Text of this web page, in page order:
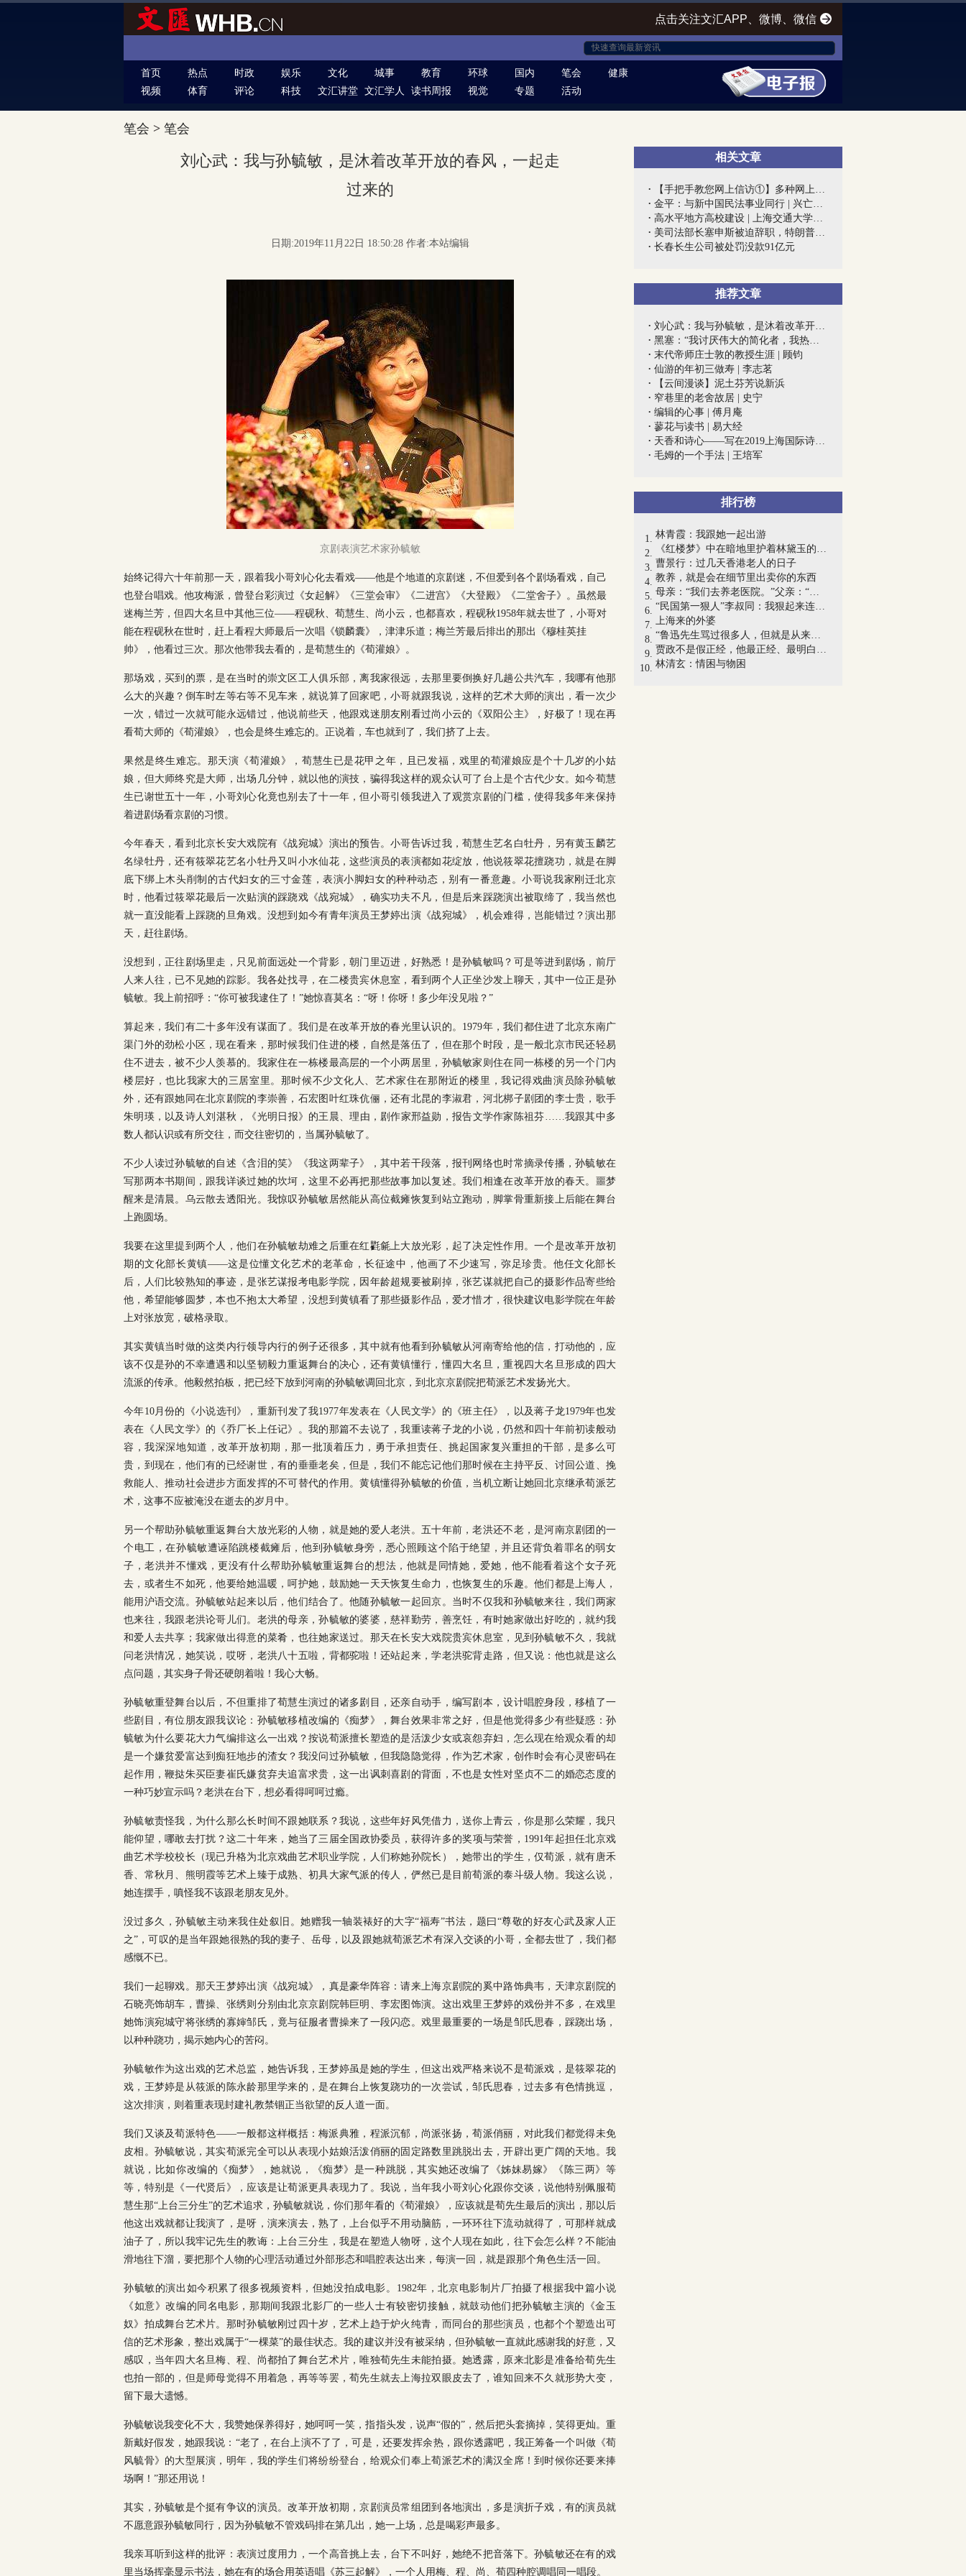
点击关注文汇APP、微博、微信
首页 热点 时政 娱乐 文化 城事 教育 环球 国内 笔会
健康
视频
体育 评论 科技 文汇讲堂 文汇学人 读书周报 视觉 专题 活动
笔会 > 笔会
相关文章
【手把手教您网上信访①】多种网上信访渠...
金平：与新中国民法事业同行 | 兴亡匹夫...
高水平地方高校建设 | 上海交通大学医学...
美司法部长塞申斯被迫辞职，特朗普终向“...
长春长生公司被处罚没款91亿元
推荐文章
刘心武：我与孙毓敏，是沐着改革开放的春...
黑塞：“我讨厌伟大的简化者，我热爱质量...
末代帝师庄士敦的教授生涯 | 顾钧
仙游的年初三做寿 | 李志茗
【云间漫谈】泥土芬芳说新浜
窄巷里的老舍故居 | 史宁
编辑的心事 | 傅月庵
蓼花与读书 | 易大经
天香和诗心——写在2019上海国际诗歌节开...
毛姆的一个手法 | 王培军
排行榜
林青霞：我跟她一起出游
《红楼梦》中在暗地里护着林黛玉的是谁？
曹景行：过几天香港老人的日子
教养，就是会在细节里出卖你的东西
母亲：“我们去养老医院。”父亲：“你去...
“民国第一狠人”李叔同：我狠起来连自己...
上海来的外婆
“鲁迅先生骂过很多人，但就是从来没有骂...
贾政不是假正经，他最正经、最明白、最憋...
林清玄：情困与物困
刘心武：我与孙毓敏，是沐着改革开放的春风，一起走
过来的
日期:2019年11月22日 18:50:28 作者:本站编辑
京剧表演艺术家孙毓敏
始终记得六十年前那一天，跟着我小哥刘心化去看戏——他是个地道的京剧迷，不但爱到各个剧场看戏，自己
也登台唱戏。他攻梅派，曾登台彩演过《女起解》《三堂会审》《二进宫》《大登殿》《二堂舍子》。虽然最
迷梅兰芳，但四大名旦中其他三位——程砚秋、荀慧生、尚小云，也都喜欢，程砚秋1958年就去世了，小哥对
能在程砚秋在世时，赶上看程大师最后一次唱《锁麟囊》，津津乐道；梅兰芳最后排出的那出《穆桂英挂
帅》，他看过三次。那次他带我去看的，是荀慧生的《荀灌娘》。
那场戏，买到的票，是在当时的崇文区工人俱乐部，离我家很远，去那里要倒换好几趟公共汽车，我哪有他那
么大的兴趣？倒车时左等右等不见车来，就说算了回家吧，小哥就跟我说，这样的艺术大师的演出，看一次少
一次，错过一次就可能永远错过，他说前些天，他跟戏迷朋友刚看过尚小云的《双阳公主》，好极了！现在再
看荀大师的《荀灌娘》，也会是终生难忘的。正说着，车也就到了，我们挤了上去。
果然是终生难忘。那天演《荀灌娘》，荀慧生已是花甲之年，且已发福，戏里的荀灌娘应是个十几岁的小姑
娘，但大师终究是大师，出场几分钟，就以他的演技，骗得我这样的观众认可了台上是个古代少女。如今荀慧
生已谢世五十一年，小哥刘心化竟也别去了十一年，但小哥引领我进入了观赏京剧的门槛，使得我多年来保持
着进剧场看京剧的习惯。
今年春天，看到北京长安大戏院有《战宛城》演出的预告。小哥告诉过我，荀慧生艺名白牡丹，另有黄玉麟艺
名绿牡丹，还有筱翠花艺名小牡丹又叫小水仙花，这些演员的表演都如花绽放，他说筱翠花擅跷功，就是在脚
底下绑上木头削制的古代妇女的三寸金莲，表演小脚妇女的种种动态，别有一番意趣。小哥说我家刚迁北京
时，他看过筱翠花最后一次贴演的踩跷戏《战宛城》，确实功夫不凡，但是后来踩跷演出被取缔了，我当然也
就一直没能看上踩跷的旦角戏。没想到如今有青年演员王梦婷出演《战宛城》，机会难得，岂能错过？演出那
天，赶往剧场。
没想到，正往剧场里走，只见前面远处一个背影，朝门里迈进，好熟悉！是孙毓敏吗？可是等进到剧场，前厅
人来人往，已不见她的踪影。我各处找寻，在二楼贵宾休息室，看到两个人正坐沙发上聊天，其中一位正是孙
毓敏。我上前招呼：“你可被我逮住了！”她惊喜莫名：“呀！你呀！多少年没见啦？”
算起来，我们有二十多年没有谋面了。我们是在改革开放的春光里认识的。1979年，我们都住进了北京东南广
渠门外的劲松小区，现在看来，那时候我们住进的楼，自然是落伍了，但在那个时段，是一般北京市民还轻易
住不进去，被不少人羡慕的。我家住在一栋楼最高层的一个小两居里，孙毓敏家则住在同一栋楼的另一个门内
楼层好，也比我家大的三居室里。那时候不少文化人、艺术家住在那附近的楼里，我记得戏曲演员除孙毓敏
外，还有跟她同在北京剧院的李崇善，石宏图叶红珠伉俪，还有北昆的李淑君，河北梆子剧团的李士贵，歌手
朱明瑛，以及诗人刘湛秋，《光明日报》的王晨、理由，剧作家邢益勋，报告文学作家陈祖芬……我跟其中多
数人都认识或有所交往，而交往密切的，当属孙毓敏了。
不少人读过孙毓敏的自述《含泪的笑》《我这两辈子》，其中若干段落，报刊网络也时常摘录传播，孙毓敏在
写那两本书期间，跟我详谈过她的坎坷，这里不必再把那些故事加以复述。我们相逢在改革开放的春天。噩梦
醒来是清晨。乌云散去透阳光。我惊叹孙毓敏居然能从高位截瘫恢复到站立跑动，脚掌骨重新接上后能在舞台
上跑圆场。
我要在这里提到两个人，他们在孙毓敏劫难之后重在红氍毹上大放光彩，起了决定性作用。一个是改革开放初
期的文化部长黄镇——这是位懂文化艺术的老革命，长征途中，他画了不少速写，弥足珍贵。他任文化部长
后，人们比较熟知的事迹，是张艺谋报考电影学院，因年龄超规要被刷掉，张艺谋就把自己的摄影作品寄些给
他，希望能够圆梦，本也不抱太大希望，没想到黄镇看了那些摄影作品，爱才惜才，很快建议电影学院在年龄
上对张放宽，破格录取。
其实黄镇当时做的这类内行领导内行的例子还很多，其中就有他看到孙毓敏从河南寄给他的信，打动他的，应
该不仅是孙的不幸遭遇和以坚韧毅力重返舞台的决心，还有黄镇懂行，懂四大名旦，重视四大名旦形成的四大
流派的传承。他毅然拍板，把已经下放到河南的孙毓敏调回北京，到北京京剧院把荀派艺术发扬光大。
今年10月份的《小说选刊》，重新刊发了我1977年发表在《人民文学》的《班主任》，以及蒋子龙1979年也发
表在《人民文学》的《乔厂长上任记》。我的那篇不去说了，我重读蒋子龙的小说，仍然和四十年前初读般动
容，我深深地知道，改革开放初期，那一批顶着压力，勇于承担责任、挑起国家复兴重担的干部，是多么可
贵，到现在，他们有的已经谢世，有的垂垂老矣，但是，我们不能忘记他们那时候在主持平反、讨回公道、挽
救能人、推动社会进步方面发挥的不可替代的作用。黄镇懂得孙毓敏的价值，当机立断让她回北京继承荀派艺
术，这事不应被淹没在逝去的岁月中。
另一个帮助孙毓敏重返舞台大放光彩的人物，就是她的爱人老洪。五十年前，老洪还不老，是河南京剧团的一
个电工，在孙毓敏遭诬陷跳楼截瘫后，他到孙毓敏身旁，悉心照顾这个陷于绝望，并且还背负着罪名的弱女
子，老洪并不懂戏，更没有什么帮助孙毓敏重返舞台的想法，他就是同情她，爱她，他不能看着这个女子死
去，或者生不如死，他要给她温暖，呵护她，鼓励她一天天恢复生命力，也恢复生的乐趣。他们都是上海人，
能用沪语交流。孙毓敏站起来以后，他们结合了。他随孙毓敏一起回京。当时不仅我和孙毓敏来往，我们两家
也来往，我跟老洪论哥儿们。老洪的母亲，孙毓敏的婆婆，慈祥勤劳，善烹饪，有时她家做出好吃的，就约我
和爱人去共享；我家做出得意的菜肴，也往她家送过。那天在长安大戏院贵宾休息室，见到孙毓敏不久，我就
问老洪情况，她笑说，哎呀，老洪八十五啦，背都驼啦！还站起来，学老洪驼背走路，但又说：他也就是这么
点问题，其实身子骨还硬朗着啦！我心大畅。
孙毓敏重登舞台以后，不但重排了荀慧生演过的诸多剧目，还亲自动手，编写剧本，设计唱腔身段，移植了一
些剧目，有位朋友跟我议论：孙毓敏移植改编的《痴梦》，舞台效果非常之好，但是他觉得多少有些疑惑：孙
毓敏为什么要花大力气编排这么一出戏？按说荀派擅长塑造的是活泼少女或哀怨弃妇，怎么现在给观众看的却
是一个嫌贫爱富达到痴狂地步的渣女？我没问过孙毓敏，但我隐隐觉得，作为艺术家，创作时会有心灵密码在
起作用，鞭挞朱买臣妻崔氏嫌贫弃夫追富求贵，这一出讽刺喜剧的背面，不也是女性对坚贞不二的婚恋态度的
一种巧妙宣示吗？老洪在台下，想必看得呵呵过瘾。
孙毓敏责怪我，为什么那么长时间不跟她联系？我说，这些年好风凭借力，送你上青云，你是那么荣耀，我只
能仰望，哪敢去打扰？这二十年来，她当了三届全国政协委员，获得许多的奖项与荣誉，1991年起担任北京戏
曲艺术学校校长（现已升格为北京戏曲艺术职业学院，人们称她孙院长），她带出的学生，仅荀派，就有唐禾
香、常秋月、熊明霞等艺术上臻于成熟、初具大家气派的传人，俨然已是目前荀派的泰斗级人物。我这么说，
她连摆手，嗔怪我不该跟老朋友见外。
没过多久，孙毓敏主动来我住处叙旧。她赠我一轴装裱好的大字“福寿”书法，题曰“尊敬的好友心武及家人正
之”，可叹的是当年跟她很熟的我的妻子、岳母，以及跟她就荀派艺术有深入交谈的小哥，全都去世了，我们都
感慨不已。
我们一起聊戏。那天王梦婷出演《战宛城》，真是豪华阵容：请来上海京剧院的奚中路饰典韦，天津京剧院的
石晓亮饰胡车，曹操、张绣则分别由北京京剧院韩巨明、李宏图饰演。这出戏里王梦婷的戏份并不多，在戏里
她饰演宛城守将张绣的寡婶邹氏，竟与征服者曹操来了一段闪恋。戏里最重要的一场是邹氏思春，踩跷出场，
以种种跷功，揭示她内心的苦闷。
孙毓敏作为这出戏的艺术总监，她告诉我，王梦婷虽是她的学生，但这出戏严格来说不是荀派戏，是筱翠花的
戏，王梦婷是从筱派的陈永龄那里学来的，是在舞台上恢复跷功的一次尝试，邹氏思春，过去多有色情挑逗，
这次排演，则着重表现封建礼教禁锢正当欲望的反人道一面。
我们又谈及荀派特色——一般都这样概括：梅派典雅，程派沉郁，尚派张扬，荀派俏丽，对此我们都觉得未免
皮相。孙毓敏说，其实荀派完全可以从表现小姑娘活泼俏丽的固定路数里跳脱出去，开辟出更广阔的天地。我
就说，比如你改编的《痴梦》，她就说，《痴梦》是一种跳脱，其实她还改编了《姊妹易嫁》《陈三两》等
等，特别是《一代贤后》，应该是让荀派更具表现力了。我说，当年我小哥刘心化跟你交谈，说他特别佩服荀
慧生那“上台三分生”的艺术追求，孙毓敏就说，你们那年看的《荀灌娘》，应该就是荀先生最后的演出，那以后
他这出戏就都让我演了，是呀，演来演去，熟了，上台似乎不用动脑筋，一环环往下流动就得了，可那样就成
油子了，所以我牢记先生的教诲：上台三分生，我是在塑造人物呀，这个人现在如此，往下会怎么样？不能油
滑地往下溜，要把那个人物的心理活动通过外部形态和唱腔表达出来，每演一回，就是跟那个角色生活一回。
孙毓敏的演出如今积累了很多视频资料，但她没拍成电影。1982年，北京电影制片厂拍摄了根据我中篇小说
《如意》改编的同名电影，那期间我跟北影厂的一些人士有较密切接触，就鼓动他们把孙毓敏主演的《金玉
奴》拍成舞台艺术片。那时孙毓敏刚过四十岁，艺术上趋于炉火纯青，而同台的那些演员，也都个个塑造出可
信的艺术形象，整出戏属于“一棵菜”的最佳状态。我的建议并没有被采纳，但孙毓敏一直就此感谢我的好意，又
感叹，当年四大名旦梅、程、尚都拍了舞台艺术片，唯独荀先生未能拍摄。她透露，原来北影是准备给荀先生
也拍一部的，但是师母觉得不用着急，再等等罢，荀先生就去上海拉双眼皮去了，谁知回来不久就形势大变，
留下最大遗憾。
孙毓敏说我变化不大，我赞她保养得好，她呵呵一笑，指指头发，说声“假的”，然后把头套摘掉，笑得更灿。重
新戴好假发，她跟我说：“老了，在台上演不了了，可是，还要发挥余热，跟你透露吧，我正筹备一个叫做《荀
风毓骨》的大型展演，明年，我的学生们将纷纷登台，给观众们奉上荀派艺术的满汉全席！到时候你还要来捧
场啊！”那还用说！
其实，孙毓敏是个挺有争议的演员。改革开放初期，京剧演员常组团到各地演出，多是演折子戏，有的演员就
不愿意跟孙毓敏同行，因为孙毓敏不管戏码排在第几出，她一上场，总是喝彩声最多。
我亲耳听到这样的批评：表演过度用力，一个高音挑上去，台下不叫好，她绝不把音落下。孙毓敏还在有的戏
里当场挥毫显示书法，她在有的场合用英语唱《苏三起解》，一个人用梅、程、尚、荀四种腔调唱同一唱段。